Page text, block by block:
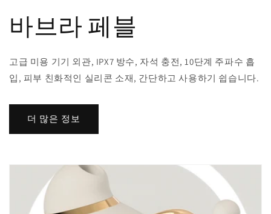
바브라 페블
고급 미용 기기 외관, IPX7 방수, 자석 충전, 10단계 주파수 흡
입, 피부 친화적인 실리콘 소재, 간단하고 사용하기 쉽습니다.
더 많은 정보